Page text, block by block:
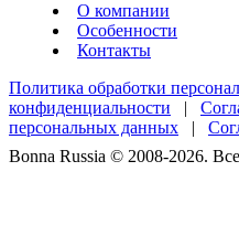
О компании
Особенности
Контакты
Политика обработки
конфиденциальности |
персональных данных |
Bonna Russia © 2008-2026.